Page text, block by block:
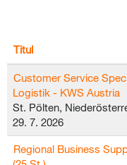
Titul
Customer Service
Logistik - KWS Austria
St. Pölten,
29. 7. 2026
Regional Business